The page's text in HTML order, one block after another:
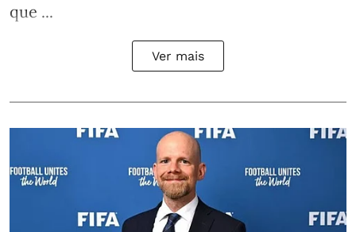
que ...
Ver mais